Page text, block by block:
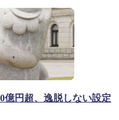
億円超、逸脱しない設定